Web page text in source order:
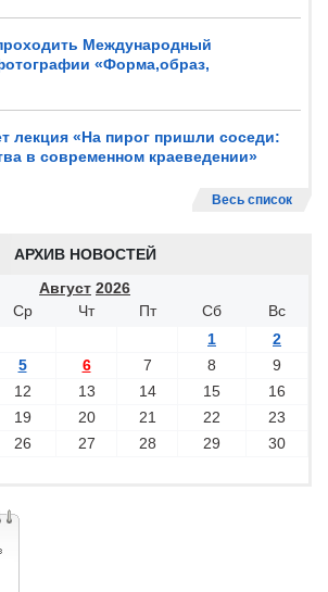
Международный
«Форма,образ,
лекция «На пирог пришли соседи:
в современном краеведении»
Весь список
АРХИВ НОВОСТЕЙ
Август 2026
Ср Чт Пт Сб
Вс
1
2
5 6 7 8
9
12 13 14 15
16
19 20 21 22
23
26 27 28 29
30